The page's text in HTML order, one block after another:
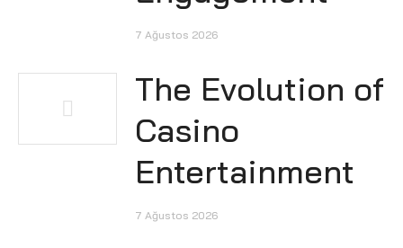
7 Ağustos 2026
The Evolution of
Casino
Entertainment
7 Ağustos 2026